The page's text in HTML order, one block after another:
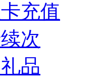
充值
次
品